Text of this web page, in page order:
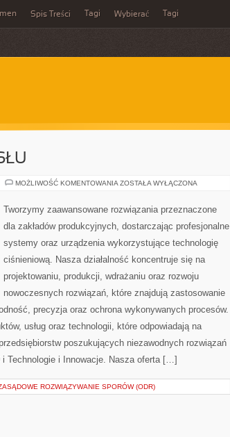
Spis Treści Tagi Wybierać Tagi
MOŻLIWOŚĆ KOMENTOWANIA HISTORIA
ZOSTAŁA WYŁĄCZONA
Tworzymy zaawansowane rozwiązania przeznaczone
dla zakładów produkcyjnych, dostarczając profesjonalne
systemy oraz urządzenia wykorzystujące technologię
ciśnieniową. Nasza działalność koncentruje się na
projektowaniu, produkcji, wdrażaniu oraz rozwoju
nowoczesnych rozwiązań, które znajdują zastosowanie
precyzja oraz ochrona wykonywanych procesów.
usług oraz technologii, które odpowiadają na
poszukujących niezawodnych rozwiązań
Technologie i Innowacje. Nasza oferta […]
ROZWIĄZYWANIE SPORÓW (ODR)